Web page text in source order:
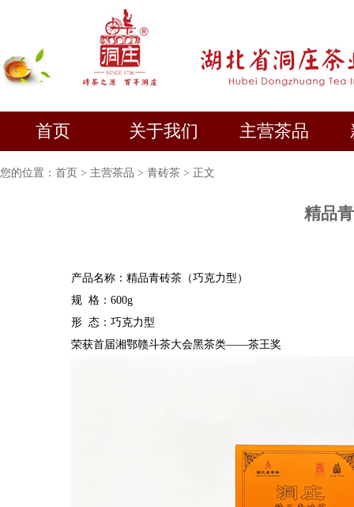
首页 关于我们 主营茶品
您的位置： 首页 > 主营茶品 > 青砖茶 > 正文
精品
产品名称： 精品青砖茶（巧克力型）
规 格： 600g
形 态： 巧克力型
荣获首届湘鄂赣斗茶大会黑茶类——茶王奖